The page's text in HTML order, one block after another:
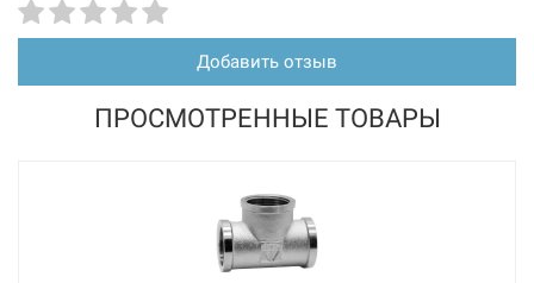
Добавить отзыв
ПРОСМОТРЕННЫЕ ТОВАРЫ